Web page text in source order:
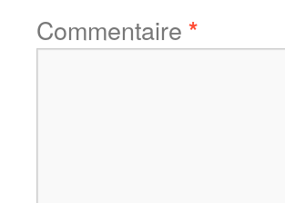
Commentaire *